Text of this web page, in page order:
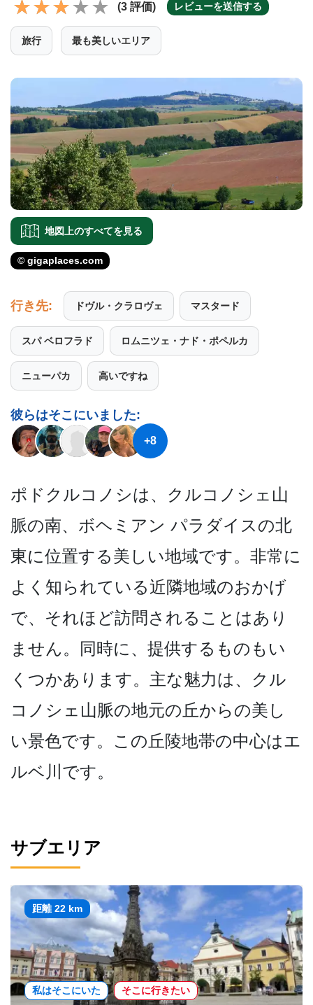
(3 評価) レビューを送信する
旅行 最も美しいエリア
地図上のすべてを見る
© gigaplaces.com
行き先: ドヴル・クラロヴェ マスタード
スパ ベロフラド ロムニツェ・ナド・ポペルカ
ニューパカ 高いですね
彼らはそこにいました:
+8
ポドクルコノシは、クルコノ­シェ山
脈の南、ボヘミアン パラダイスの北
東に位置する­美しい地域です。非常に
よく知られている近隣地域の­おかげ
で、それほど訪問されることはあり
ません。同­時に、提供するものもい
くつかあります。主な魅力は­、クル
コノシェ山脈の地元の丘からの美し
い景色です­。この丘陵地帯の中心はエ
ルベ川です。
サブエリア
距離 22 km
私はそこにいた そこに行きたい